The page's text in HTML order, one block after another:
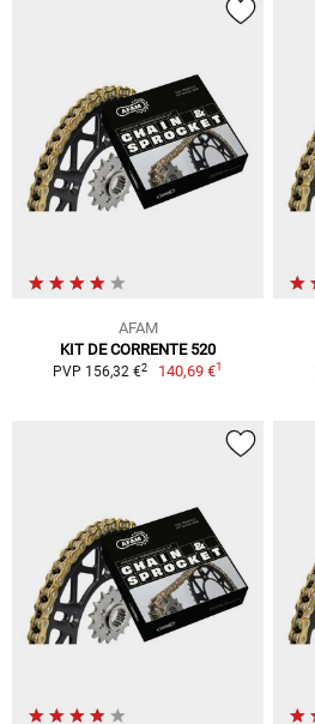
AFAM
KIT DE CORRENTE 520
PVP 156,32 €2 140,69 €1